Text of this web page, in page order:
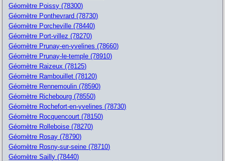
Géomètre Poissy (78300)
Géomètre Ponthevrard (78730)
Géomètre Porcheville (78440)
Géomètre Port-villez (78270)
Géomètre Prunay-en-yvelines (78660)
Géomètre Prunay-le-temple (78910)
Géomètre Raizeux (78125)
Géomètre Rambouillet (78120)
Géomètre Rennemoulin (78590)
Géomètre Richebourg (78550)
Géomètre Rochefort-en-yvelines (78730)
Géomètre Rocquencourt (78150)
Géomètre Rolleboise (78270)
Géomètre Rosay (78790)
Géomètre Rosny-sur-seine (78710)
Géomètre Sailly (78440)